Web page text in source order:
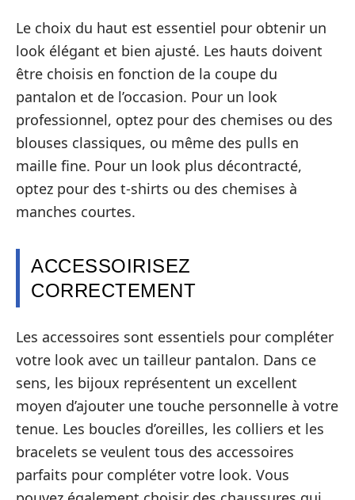
Le choix du haut est essentiel pour obtenir un
look élégant et bien ajusté. Les hauts doivent
être choisis en fonction de la coupe du
pantalon et de l’occasion. Pour un look
professionnel, optez pour des chemises ou des
blouses classiques, ou même des pulls en
maille fine. Pour un look plus décontracté,
optez pour des t-shirts ou des chemises à
manches courtes.
ACCESSOIRISEZ
CORRECTEMENT
Les accessoires sont essentiels pour compléter
votre look avec un tailleur pantalon. Dans ce
sens, les bijoux représentent un excellent
moyen d’ajouter une touche personnelle à votre
tenue. Les boucles d’oreilles, les colliers et les
bracelets se veulent tous des accessoires
parfaits pour compléter votre look. Vous